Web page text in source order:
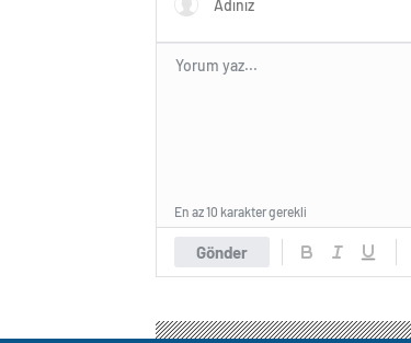
Gönder
En az 10 karakter gerekli